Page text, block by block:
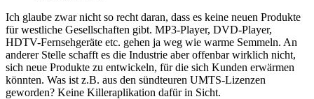
Ich glaube zwar nicht so recht daran, dass es keine neuen Produkte
für westliche Gesellschaften gibt. MP3-Player, DVD-Player,
HDTV-Fernsehgeräte etc. gehen ja weg wie warme Semmeln. An
anderer Stelle schafft es die Industrie aber offenbar wirklich nicht,
sich neue Produkte zu entwickeln, für die sich Kunden erwärmen
könnten. Was ist z.B. aus den sündteuren UMTS-Lizenzen
geworden? Keine Killeraplikation dafür in Sicht.